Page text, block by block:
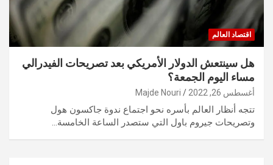
اقتصاد العالم
هل سينتعش الدولار الأمريكي بعد تصريحات الفيدرالي
مساء اليوم الجمعة؟
أغسطس 26, 2022 Majde Nouri
تتجه أنظار العالم بأسره نحو اجتماع ندوة جاكسون هول
وتصريحات جيروم باول التي ستصدر الساعة الخامسة…